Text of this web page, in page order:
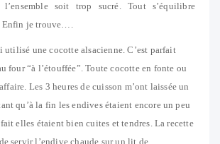
l’ensemble soit trop sucré. Tout s’équilibre
Enfin je trouve….
utilisé une cocotte alsacienne. C’est parfait
four “à l’étouffée”. Toute cocotte en fonte ou
Les 3 heures de cuisson m’ont laissée un
qu’à la fin les endives étaient encore un peu
elles étaient bien cuites et tendres. La recette
servir l’endive chaude sur un lit de